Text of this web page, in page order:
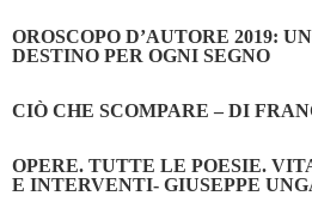
OROSCOPO D’AUTORE 2019:
DESTINO PER OGNI SEGNO
CIÒ CHE SCOMPARE – DI
OPERE. TUTTE LE POESIE.
E INTERVENTI- GIUSEPPE